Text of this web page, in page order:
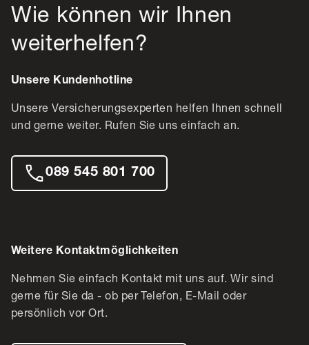
Wie können wir Ihnen
weiterhelfen?
Unsere Kundenhotline
Unsere Versicherungsexperten helfen Ihnen schnell
und gerne weiter. Rufen Sie uns einfach an.
089 545 801 700
Weitere Kontaktmöglichkeiten
Nehmen Sie einfach Kontakt mit uns auf. Wir sind
gerne für Sie da - ob per Telefon, E-Mail oder
persönlich vor Ort.